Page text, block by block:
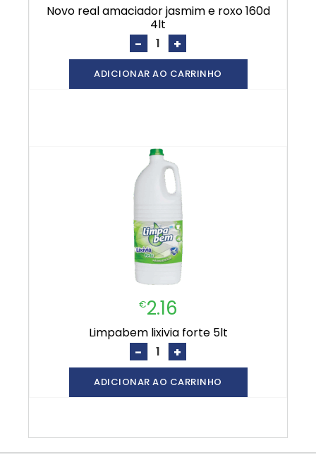
novo real amaciador jasmim e roxo 160d
4lt
- +
ADICIONAR AO CARRINHO
€2.16
limpabem lixivia forte 5lt
- +
ADICIONAR AO CARRINHO